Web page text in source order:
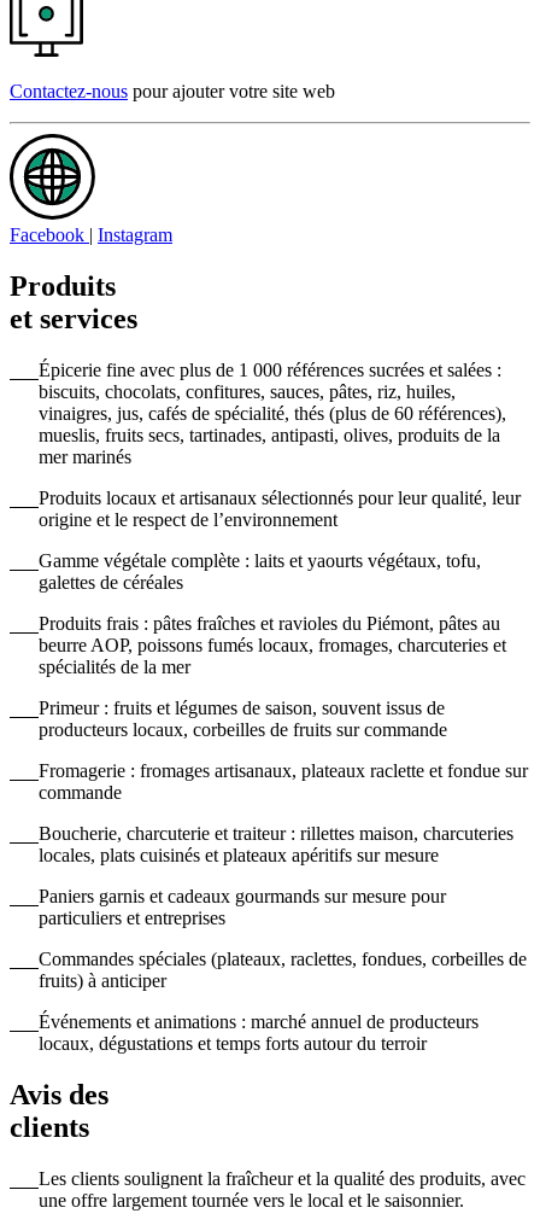
Contactez-nous pour ajouter votre site web
Facebook | Instagram
Produits
et services
Épicerie fine avec plus de 1 000 références sucrées et salées :
biscuits, chocolats, confitures, sauces, pâtes, riz, huiles,
vinaigres, jus, cafés de spécialité, thés (plus de 60 références),
mueslis, fruits secs, tartinades, antipasti, olives, produits de la
mer marinés
Produits locaux et artisanaux sélectionnés pour leur qualité, leur
origine et le respect de l’environnement
Gamme végétale complète : laits et yaourts végétaux, tofu,
galettes de céréales
Produits frais : pâtes fraîches et ravioles du Piémont, pâtes au
beurre AOP, poissons fumés locaux, fromages, charcuteries et
spécialités de la mer
Primeur : fruits et légumes de saison, souvent issus de
producteurs locaux, corbeilles de fruits sur commande
Fromagerie : fromages artisanaux, plateaux raclette et fondue sur
commande
Boucherie, charcuterie et traiteur : rillettes maison, charcuteries
locales, plats cuisinés et plateaux apéritifs sur mesure
Paniers garnis et cadeaux gourmands sur mesure pour
particuliers et entreprises
Commandes spéciales (plateaux, raclettes, fondues, corbeilles de
fruits) à anticiper
Événements et animations : marché annuel de producteurs
locaux, dégustations et temps forts autour du terroir
Avis des
clients
Les clients soulignent la fraîcheur et la qualité des produits, avec
une offre largement tournée vers le local et le saisonnier.